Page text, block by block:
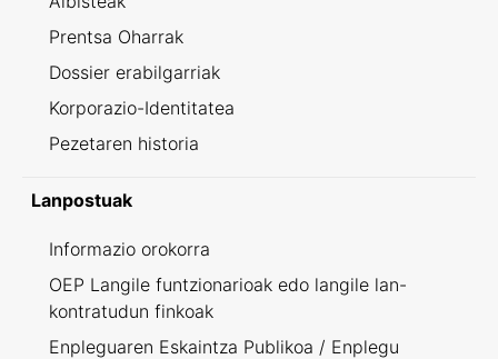
Prentsa Oharrak
Dossier erabilgarriak
Korporazio-Identitatea
Pezetaren historia
Lanpostuak
Informazio orokorra
OEP Langile funtzionarioak edo langile lan-
kontratudun finkoak
Enpleguaren Eskaintza Publikoa / Enplegu